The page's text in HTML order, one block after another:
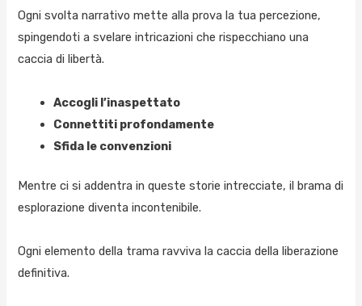
Ogni svolta narrativo mette alla prova la tua percezione,
spingendoti a svelare intricazioni che rispecchiano una
caccia di libertà.
Accogli l’inaspettato
Connettiti profondamente
Sfida le convenzioni
Mentre ci si addentra in queste storie intrecciate, il brama di
esplorazione diventa incontenibile.
Ogni elemento della trama ravviva la caccia della liberazione
definitiva.